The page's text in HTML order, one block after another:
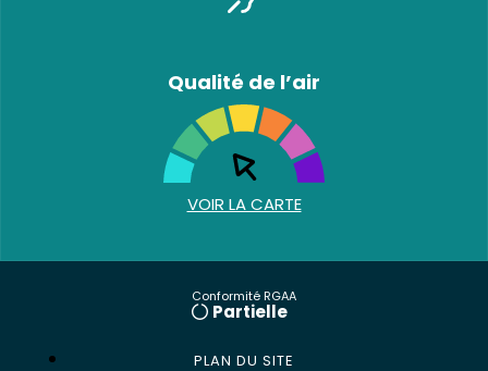
Qualité de l’air
VOIR LA CARTE
Conformité RGAA
Partielle
PLAN DU SITE